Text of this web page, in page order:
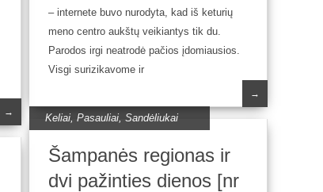
– internete buvo nurodyta, kad iš keturių
meno centro aukštų veikiantys tik du.
Parodos irgi neatrodė pačios įdomiausios.
Visgi surizikavome ir
→
→ Keliai,Pasauliai,Sandėliukai
Šampanės regionas ir
dvi pažinties dienos [nr